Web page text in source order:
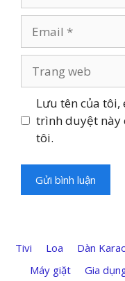
web
Lưu tên của
trình duyệt này
tôi.
Tivi Loa Dàn
Máy giặt
Gia